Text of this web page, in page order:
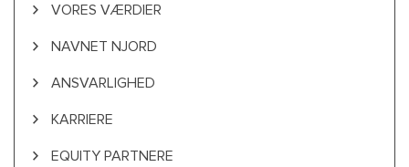
VORES VÆRDIER
NAVNET NJORD
ANSVARLIGHED
KARRIERE
EQUITY PARTNERE